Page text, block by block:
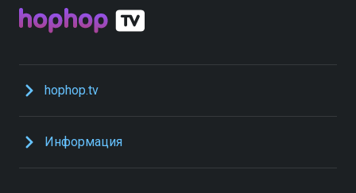
hophop.tv
Информация